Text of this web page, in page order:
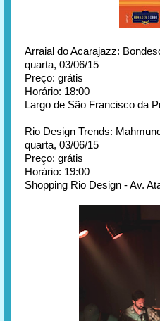
Arraial do Acarajazz:
quarta, 03/06/15
Preço: grátis
Horário: 18:00
Largo de São Francisco da
Rio Design Trends:
quarta, 03/06/15
Preço: grátis
Horário: 19:00
Shopping Rio Design - Av.